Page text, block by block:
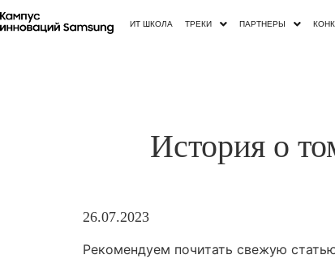
ИТ ШКОЛА ТРЕКИ ПАРТНЕРЫ
История о
26.07.2023
Рекомендуем почитать свежую